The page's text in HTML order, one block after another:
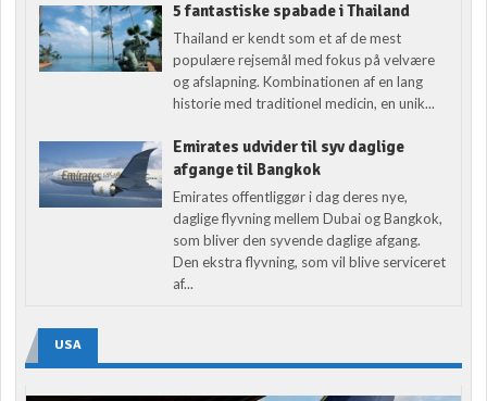
5 fantastiske spabade i Thailand
Thailand er kendt som et af de mest
populære rejsemål med fokus på velvære
og afslapning. Kombinationen af en lang
historie med traditionel medicin, en unik...
Emirates udvider til syv daglige
afgange til Bangkok
Emirates offentliggør i dag deres nye,
daglige flyvning mellem Dubai og Bangkok,
som bliver den syvende daglige afgang.
Den ekstra flyvning, som vil blive serviceret
af...
USA